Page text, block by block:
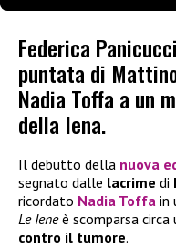
Federica
puntata di
Nadia Toffa a un
della Iena.
Il debutto della nuova
segnato dalle lacrime di
ricordato Nadia Toffa in
Le Ieneè scomparsa circa
contro il tumore.